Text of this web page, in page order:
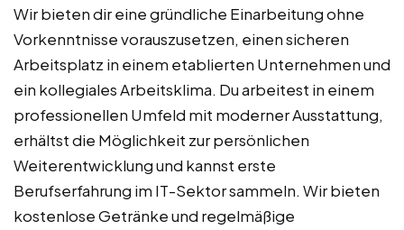
Wir bieten dir eine gründliche Einarbeitung ohne
Vorkenntnisse vorauszusetzen, einen sicheren
Arbeitsplatz in einem etablierten Unternehmen und
ein kollegiales Arbeitsklima. Du arbeitest in einem
professionellen Umfeld mit moderner Ausstattung,
erhältst die Möglichkeit zur persönlichen
Weiterentwicklung und kannst erste
Berufserfahrung im IT-Sektor sammeln. Wir bieten
kostenlose Getränke und regelmäßige